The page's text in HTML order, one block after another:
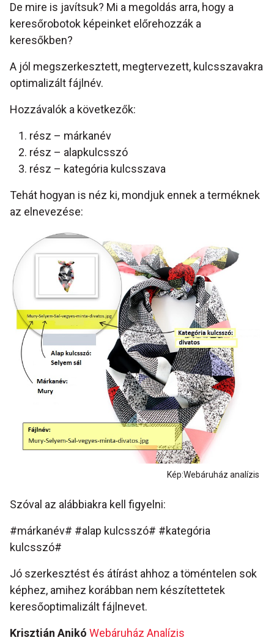
De mire is javítsuk? Mi a megoldás arra, hogy a
keresőrobotok képeinket előrehozzák a
keresőkben?
A jól megszerkesztett, megtervezett, kulcsszavakra
optimalizált fájlnév.
Hozzávalók a következők:
rész – márkanév
rész – alapkulcsszó
rész – kategória kulcsszava
Tehát hogyan is néz ki, mondjuk ennek a terméknek
az elnevezése:
Kép:Webáruház analízis
Szóval az alábbiakra kell figyelni:
#márkanév# #alap kulcsszó# #kategória
kulcsszó#
Jó szerkesztést és átírást ahhoz a töméntelen sok
képhez, amihez korábban nem készítettetek
keresőoptimalizált fájlnevet.
Krisztián Anikó Webáruház Analízis